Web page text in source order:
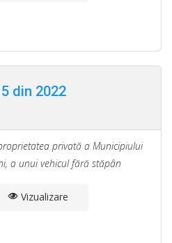
din 2022
privată a Municipiului
a unui vehicul fără stăpân
Vizualizare